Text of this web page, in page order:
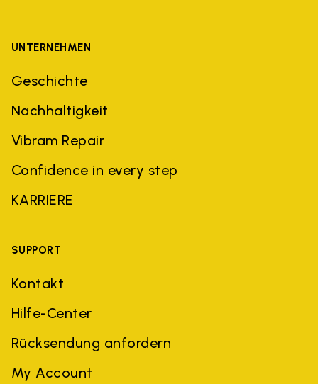
UNTERNEHMEN
Geschichte
Nachhaltigkeit
Vibram Repair
Confidence in every step
KARRIERE
SUPPORT
Kontakt
Hilfe-Center
Rücksendung anfordern
My Account